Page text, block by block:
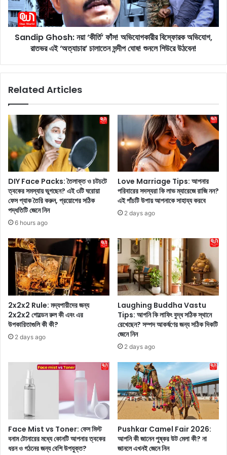
স
এ
র
ফে
ম
উং
তা
হি
ট
অ্
যা
ল
বা
L
a
y
e
r
এ
ক
ন
ক
রে
ছে
G
h
o
‘
’
ফাঁ
!
যো
গ
কা
রী
বি
স্ফো
যো
গ
,
রা
ত্যা
চা
র
’
Sandip Ghosh: নয়া ‘কীর্তি’ ফাঁস! অভিযোগকারীর বিস্ফোরক অভিযোগ,
রাতভর এই ‘অত্যাচার’ চালাতেন সন্দীপ ঘোষ! শুনলে শিউরে উঠবেন!
Related Articles
DIY Face Packs: তৈলাক্ত ও চটচটে
ত্বকের সমস্যায় ভুগছেন? এই ৩টি ঘরোয়া
ফেস প্যাক তৈরি করুন, প্রয়োগের সঠিক
পদ্ধতিটি জেনে নিন
6 hours ago
Love Marriage Tips: আপনার
পরিবারের সদস্যরা কি লাভ ম্যারেজে রাজি নন?
এই পাঁচটি উপায় আপনাকে সাহায্য করবে
2 days ago
2x2x2 Rule: মদ্যপায়ীদের জন্য
2x2x2 গোল্ডেন রুল কী এবং এর
উপকারিতাগুলি কী কী?
2 days ago
Laughing Buddha Vastu
Tips: আপনি কি লাফিং বুদ্ধ সঠিক স্থানে
রেখেছেন? সম্পদ আকর্ষণের জন্য সঠিক দিকটি
জেনে নিন
2 days ago
Face Mist vs Toner: ফেস মিস্ট
বনাম টোনারের মধ্যে কোনটি আপনার ত্বকের
ধরন ও গঠনের জন্য বেশি উপযুক্ত?
Pushkar Camel Fair 2026:
আপনি কী জানেন পুষ্কর উট মেলা কী? না
জানলে এখনই জেনে নিন